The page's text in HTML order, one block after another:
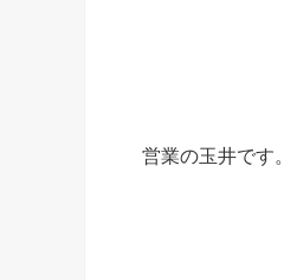
営業の玉井です。